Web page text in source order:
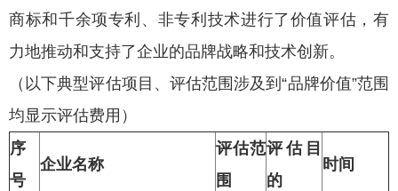
商标和千余项专利、非专利技术进行了价值评估，有
力地推动和支持了企业的品牌战略和技术创新。
（以下典型评估项目、评估范围涉及到“品牌价值”范围
均显示评估费用）
序
号
企业名称
评估范
围
评估目
的
时间